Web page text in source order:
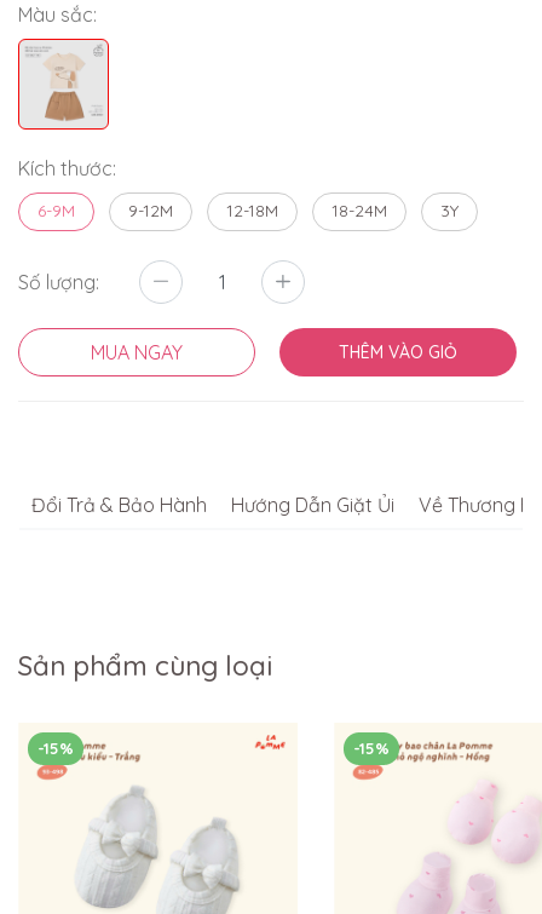
Màu sắc:
Kích thước:
6-9M 9-12M 12-18M 18-24M 3Y
Số lượng:
MUA NGAY THÊM VÀO GIỎ
Đổi Trả & Bảo Hành Hướng Dẫn Giặt Ủi Về Thương
Sản phẩm cùng loại
-15% -15%